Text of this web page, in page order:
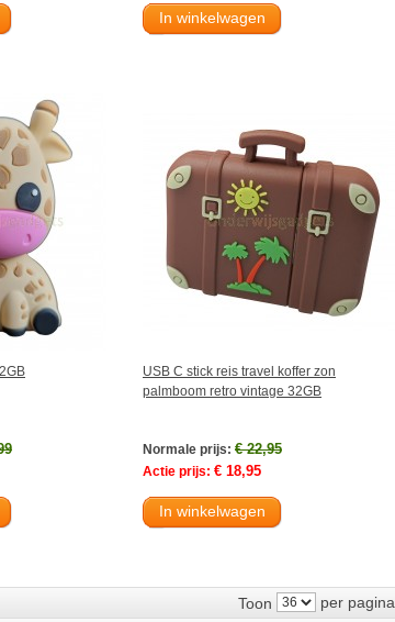
In winkelwagen
USB C stick reis travel koffer zon
palmboom retro vintage 32GB
Normale prijs: € 22,95
Actie prijs: € 18,95
In winkelwagen
Toon per pagina